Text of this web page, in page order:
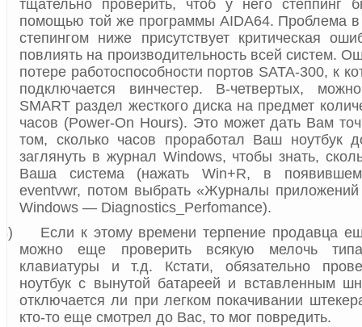
тщательно проверить, чтоб у него
помощью той же программы AIDA64. Проблема в
степингом ниже присутствует критическая
повлиять на производительность всей систем.
потере работоспособности портов SATA-300, к
подключается винчестер. В-четвертых,
SMART раздел жесткого диска на предмет
часов (Power-On Hours). Это может дать Вам
том, сколько часов проработал Ваш
заглянуть в журнал Windows, чтобы знать,
Ваша система (нажать Win+R, в
eventvwr, потом выбрать «Журналы
Windows — Diagnostics_Perfomance).
8)
Если к этому времени терпение продавца
можно еще проверить всякую мелочь
клавиатуры и т.д. Кстати, обязательно
ноутбук с вынутой батареей и вставленным
отключается ли при легком покачивании
кто-то еще смотрел до Вас, то мог повредить.